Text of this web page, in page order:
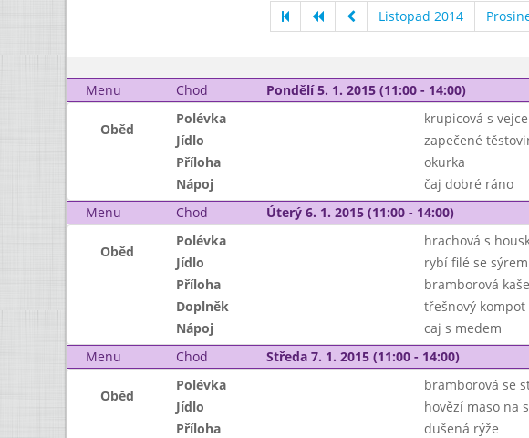
Listopad 2014
Menu
Chod Pondělí 5. 1. 2015 (11:00 - 14:00)
Oběd
Polévka
krupicová s
Jídlo
zapečené
Příloha
okurka
Nápoj
čaj dobré ráno
Menu
Chod Úterý 6. 1. 2015 (11:00 - 14:00)
Oběd
Polévka
hrachová s
Jídlo
rybí filé se sýrem
Příloha
bramborová kaše
Doplněk
třešnový kompot
Nápoj
caj s medem
Menu
Chod Středa 7. 1. 2015 (11:00 - 14:00)
Oběd
Polévka
bramborová se
Jídlo
hovězí maso na
Příloha
dušená rýže